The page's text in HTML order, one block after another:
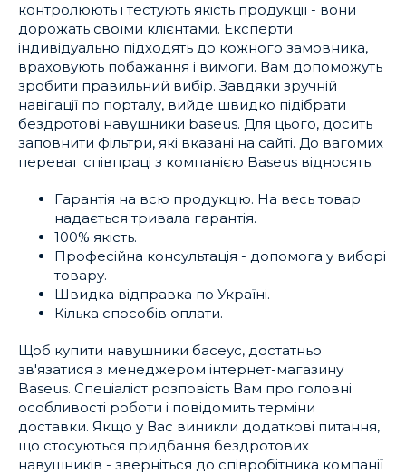
контролюють і тестують якість продукції - вони
дорожать своїми клієнтами. Експерти
індивідуально підходять до кожного замовника,
враховують побажання і вимоги. Вам допоможуть
зробити правильний вибір. Завдяки зручній
навігації по порталу, вийде швидко підібрати
бездротові навушники baseus. Для цього, досить
заповнити фільтри, які вказані на сайті. До вагомих
переваг співпраці з компанією Baseus відносять:
Гарантія на всю продукцію. На весь товар
надається тривала гарантія.
100% якість.
Професійна консультація - допомога у виборі
товару.
Швидка відправка по Україні.
Кілька способів оплати.
Щоб купити навушники басеус, достатньо
зв'язатися з менеджером інтернет-магазину
Baseus. Спеціаліст розповість Вам про головні
особливості роботи і повідомить терміни
доставки. Якщо у Вас виникли додаткові питання,
що стосуються придбання бездротових
навушників - зверніться до співробітника компанії